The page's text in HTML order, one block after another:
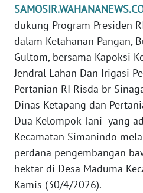
dukung Program Presiden
dalam Ketahanan Pangan,
Gultom, bersama Kapoksi
Jendral Lahan Dan Irigasi
Pertanian RI Risda br
Dinas Ketapang dan
Dua Kelompok Tani yang
Kecamatan Simanindo
perdana pengembangan
hektar di Desa Maduma
Kamis (30/4/2026).
WN
PAPUA
BARAT
WN
RIAU
WN
SERAMBI